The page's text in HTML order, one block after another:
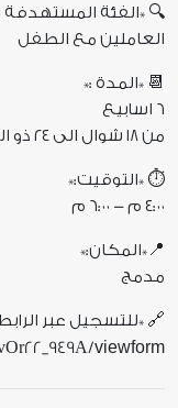
🔍 *الفئة المستهدفة
العاملين مع الطفل
📆 *المدة :*
٦ اسابيع
من ١٨ شوال الى ٢٤ ذو القعده ١٤٤٧ هـ
⏱️ *التوقيت:*
٤:٠٠ م - ٦:٠٠ م
📍*المكان:*
مدمج
🔗 *للتسجيل عبر
viewform